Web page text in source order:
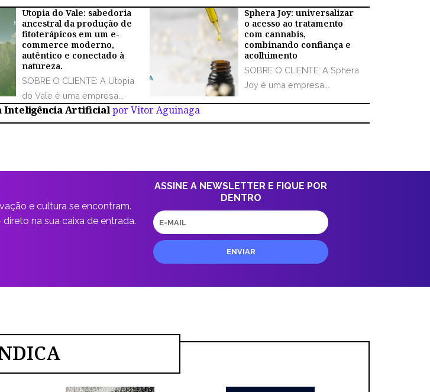
Utopia do Vale: sabedoria
ancestral da produção de
fitoterápicos em um e-
commerce moderno,
autêntico e conectado à
natureza.
SOBRE O CLIENTE: A Utopia
do Vale é uma empresa...
Sphera Joy: universalizar
o acesso ao tratamento
com cannabis,
combinando confiança e
acolhimento
SOBRE O CLIENTE: A Sphera
Joy é uma empresa...
Inteligência Artificialpor Vitor Aguinaga
e cultura se encontram.
direto na sua caixa de entrada.
ASSINE A NEWSLETTER E FIQUE POR
DENTRO
E-
mail
ENVIAR